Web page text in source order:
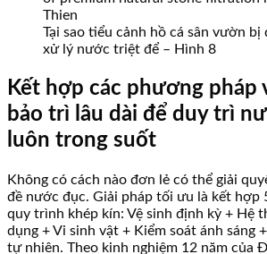
Tại sao tiểu cảnh hồ cá sân vườn bị
xử lý nước triệt để – Hình 8
Kết hợp các phương pháp
bảo trì lâu dài để duy trì
luôn trong suốt
Không có cách nào đơn lẻ có thể giải
đề nước đục. Giải pháp tối ưu là kết hợp
quy trình khép kín: Vệ sinh định kỳ + Hệ
dụng + Vi sinh vật + Kiểm soát ánh sáng
tự nhiên. Theo kinh nghiệm 12 năm của